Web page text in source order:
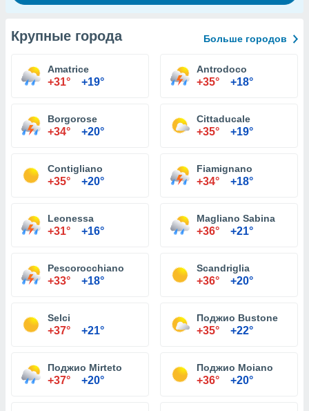
Крупные города Больше городов
Amatrice
+31° +19°
Antrodoco
+35° +18°
Borgorose
+34° +20°
Cittaducale
+35° +19°
Contigliano
+35° +20°
Fiamignano
+34° +18°
Leonessa
+31° +16°
Magliano Sabina
+36° +21°
Pescorocchiano
+33° +18°
Scandriglia
+36° +20°
Selci
+37° +21°
Поджио Bustone
+35° +22°
Поджио Mirteto
+37° +20°
Поджио Moiano
+36° +20°